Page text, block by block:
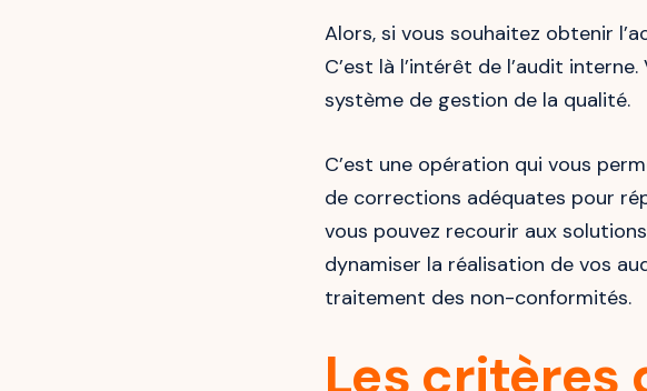
Alors, si vous souhaitez obtenir
C’est là l’intérêt de l’audit
système de gestion de la qualité.
C’est une opération qui vous
de corrections adéquates pour
vous pouvez recourir aux
dynamiser la réalisation de vos
traitement des non-conformités.
Les critères